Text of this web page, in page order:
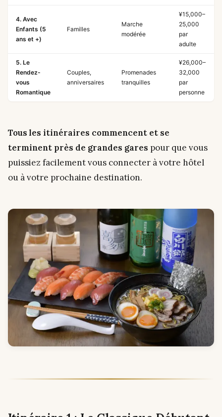
4. Avec
Enfants (5
ans et +)
Familles
Marche
modérée
¥15,000–
25,000
par
adulte
5. Le
Rendez-
vous
Romantique
Couples,
anniversaires
Promenades
tranquilles
¥26,000–
32,000
par
personne
Tous les itinéraires commencent et se
terminent près de grandes gares pour que vous
puissiez facilement vous connecter à votre hôtel
ou à votre prochaine destination.